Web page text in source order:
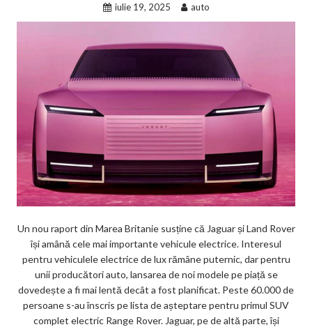
iulie 19, 2025 auto
Un nou raport din Marea Britanie susține că Jaguar și Land Rover
își amână cele mai importante vehicule electrice. Interesul
pentru vehiculele electrice de lux rămâne puternic, dar pentru
unii producători auto, lansarea de noi modele pe piață se
dovedește a fi mai lentă decât a fost planificat. Peste 60.000 de
persoane s-au înscris pe lista de așteptare pentru primul SUV
complet electric Range Rover. Jaguar, pe de altă parte, își